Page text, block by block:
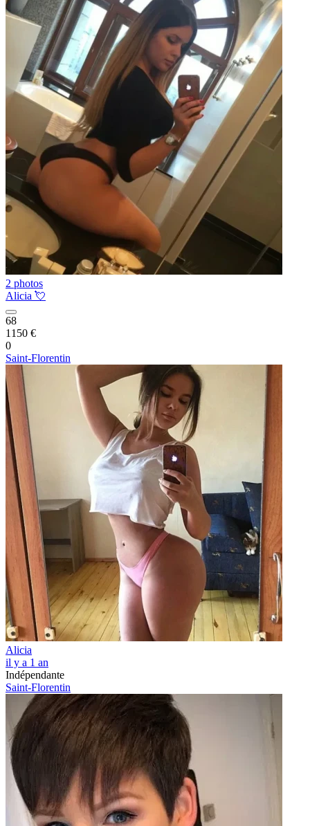
2 photos
Alicia 💘
68
1150 €
0
Saint-Florentin
Alicia
il y a 1 an
Indépendante
Saint-Florentin